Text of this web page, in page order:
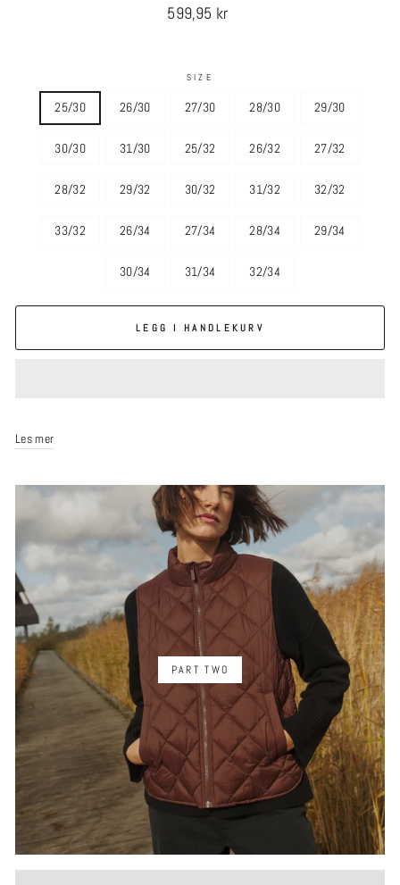
Ordinær
599,95 kr
SIZE
25/30 26/30 27/30 28/30 29/30
30/30 31/30 25/32 26/32 27/32
28/32 29/32 30/32 31/32 32/32
33/32 26/34 27/34 28/34 29/34
30/34 31/34 32/34
LEGG I HANDLEKURV
Les mer
PART TWO